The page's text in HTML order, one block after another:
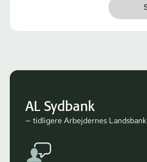
AL Sydbank
— tidligere Arbejdernes Landsbank